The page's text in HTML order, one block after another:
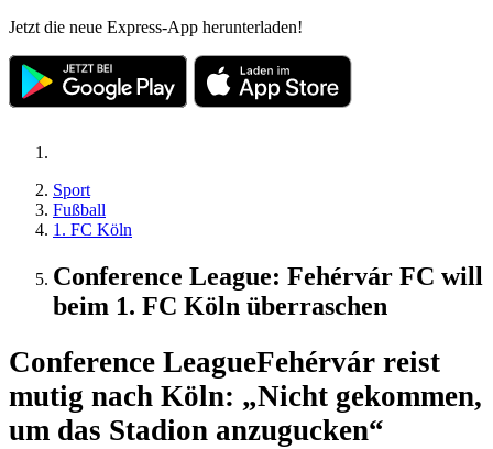
Jetzt die neue Express-App herunterladen!
Sport
Fußball
1. FC Köln
Conference League: Fehérvár FC will
beim 1. FC Köln überraschen
Conference LeagueFehérvár reist
mutig nach Köln: „Nicht gekommen,
um das Stadion anzugucken“